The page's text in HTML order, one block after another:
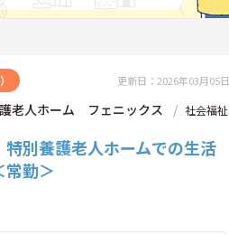
更新日：2026年03月05日
老人ホーム フェニックス
社会福祉
特別養護老人ホームでの生活
勤＞